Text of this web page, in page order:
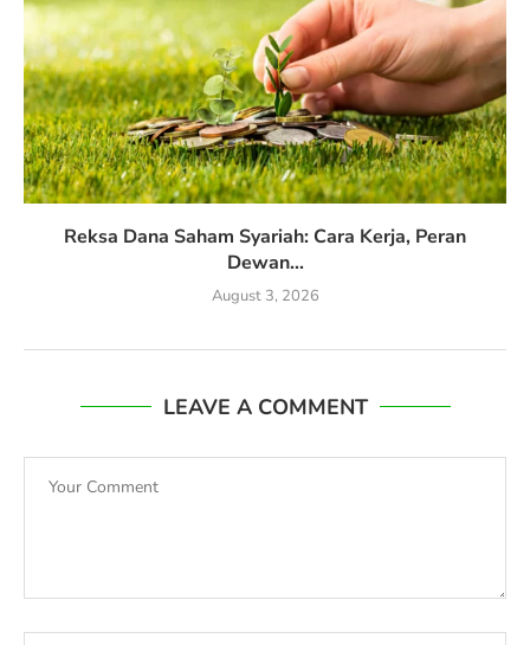
Reksa Dana Saham Syariah: Cara Kerja, Peran
Dewan...
August 3, 2026
LEAVE A COMMENT